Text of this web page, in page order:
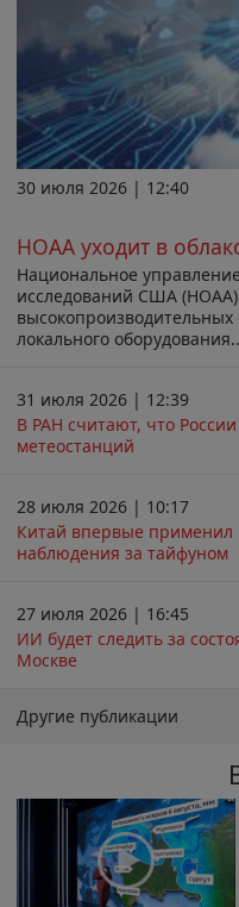
30 июля 2026 | 12:40
НОАА уходит в
Национальное
исследований США (НОАА)
локального
31 июля 2026 | 12:39
В РАН считают, что
метеостанций
28 июля 2026 | 10:17
Китай впервые применил
наблюдения за тайфуном
27 июля 2026 | 16:45
ИИ будет следить за
Москве
Другие публикации